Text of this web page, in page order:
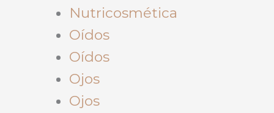
Nutricosmética
Oídos
Oídos
Ojos
Ojos